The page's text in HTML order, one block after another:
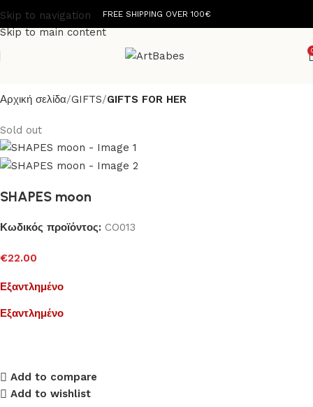
Skip to navigation
Skip to main content
FREE SHIPPING OVER 100€
Αρχική σελίδα GIFTS GIFTS FOR HER
Sold out
SHAPES moon
Κωδικός προϊόντος: CO013
€22.00
Εξαντλημένο
Εξαντλημένο
Add to compare
Add to wishlist